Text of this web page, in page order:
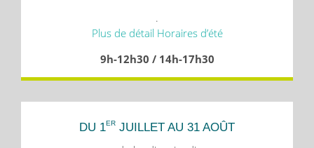
.
Plus de détail Horaires d’été
9h-12h30 / 14h-17h30
DU 1ER JUILLET AU 31 AOÛT